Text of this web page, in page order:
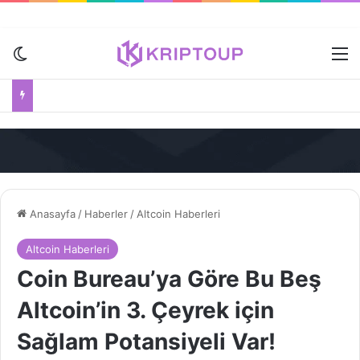
Dış görünümü değiştir
Anasayfa / Haberler / Altcoin Haberleri
Altcoin Haberleri
Coin Bureau’ya Göre Bu Beş
Altcoin’in 3. Çeyrek için
Sağlam Potansiyeli Var!